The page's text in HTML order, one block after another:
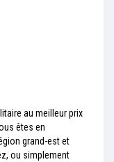
au meilleur prix
êtes en
grand-est et
ou simplement